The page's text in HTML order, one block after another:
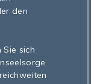
den
Sie sich